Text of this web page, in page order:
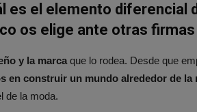
es el elemento diferencial
os elige ante otras
y la marca que lo rodea. Desde que
en construir un mundo alrededor de la
de la moda.